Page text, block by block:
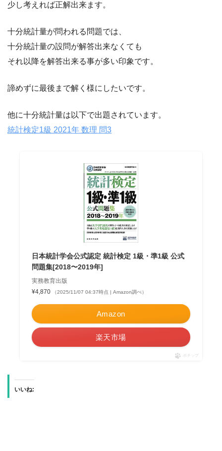
少し考えれば正解出来ます。
十分統計量が問われる問題では、
十分統計量の設問が解答出来なくても
それ以降を解答出来る事が多い印象です。
諦めずに最後まで解く様にしたいです。
他に十分統計量は以下で出題されています。
統計検定1級 2021年 数理 問3
日本統計学会公式認定 統計検定 1級・準1級 公式
問題集[2018〜2019年]
実務教育出版
¥4,870
（2025/11/07 04:37時点 | Amazon調べ）
Amazon
楽天市場
ポチップ
いいね: